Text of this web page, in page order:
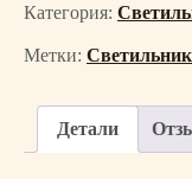
Категория:
Метки:
Детали